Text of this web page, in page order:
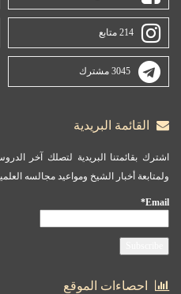
214 متابع
3045 مشترك
القائمة البريدية
اشترك بقائمتنا البريدية لتصلك آخر
ولمتابعة أخبار الشيخ ومواعيد مجالسه
Email*
احصاءات الموقع